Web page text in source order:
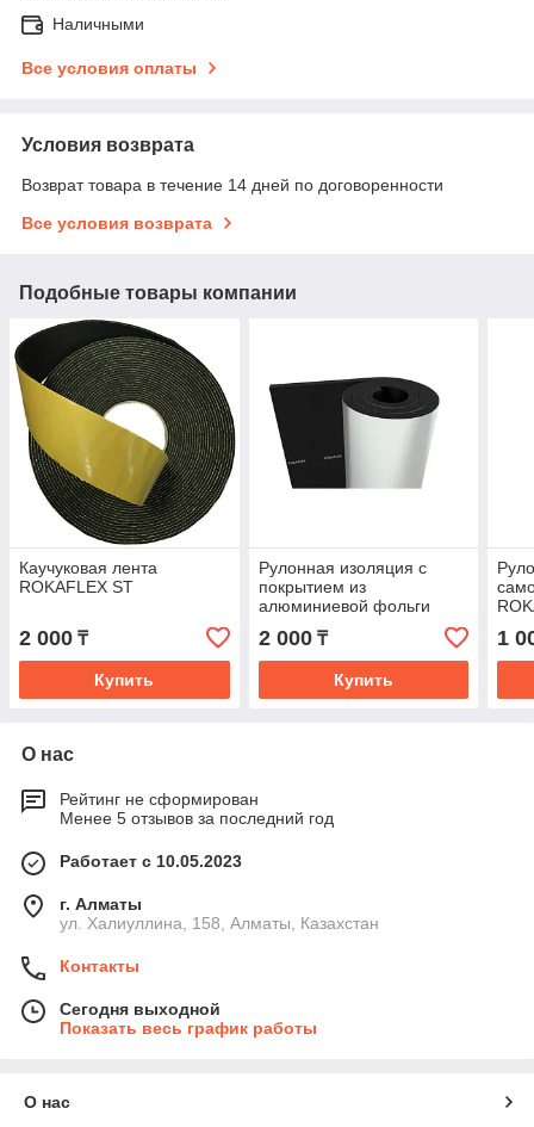
Наличными
Все условия оплаты
Условия возврата
Возврат товара в течение 14 дней по договоренности
Все условия возврата
Подобные товары компании
Каучуковая лента
ROKAFLEX ST
2 000 ₸
Купить
Рулонная изоляция с
покрытием из
алюминиевой фольги
ROKAFLEX AF
2 000₸
Купить
1
О нас
Рейтинг не сформирован
Менее 5 отзывов за последний год
Работает с 10.05.2023
г. Алматы
ул. Халиуллина, 158, Алматы, Казахстан
Контакты
Сегодня выходной
Показать весь график работы
О нас